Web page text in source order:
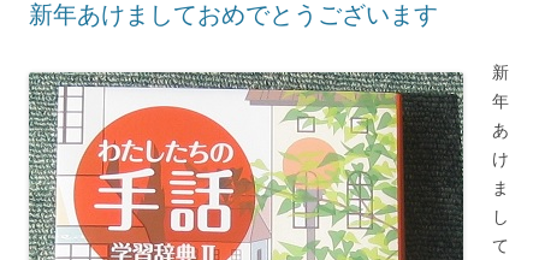
新年あけましておめでとうございます
新
年
あ
け
ま
し
て